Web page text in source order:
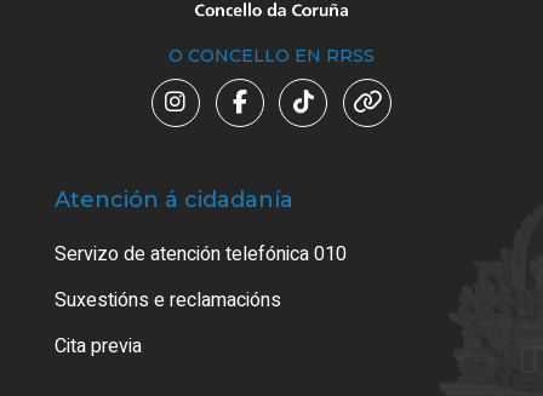
O CONCELLO EN RRSS
Atención á cidadanía
Servizo de atención telefónica 010
Suxestións e reclamacións
Cita previa